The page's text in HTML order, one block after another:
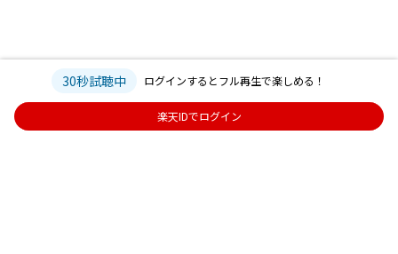
30秒試聴中 ログインするとフル再生で楽しめる！
楽天IDでログイン